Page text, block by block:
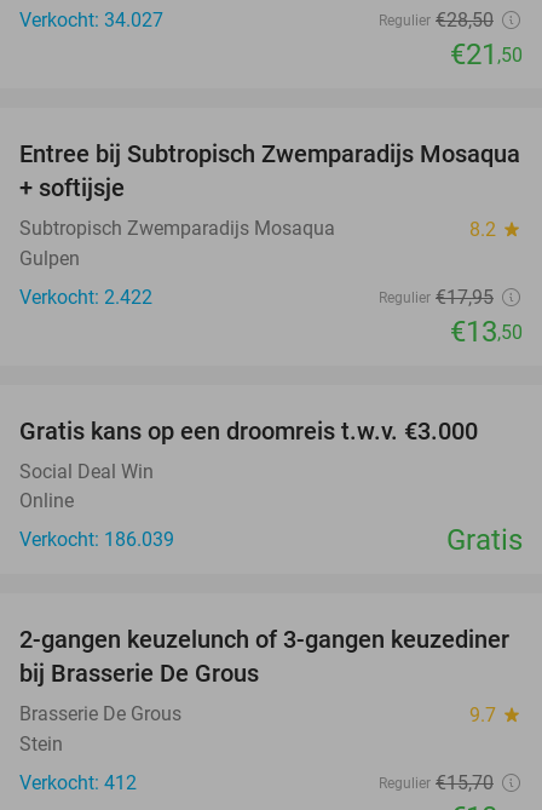
Verkocht: 34.027
Regulier €28,50
€21 ,50
25%
Entree bij Subtropisch Zwemparadijs Mosaqua
+ softijsje
Subtropisch Zwemparadijs Mosaqua 8.2 star
Gulpen
Verkocht: 2.422
Regulier €17,95
€13,50
Gratis kans op een droomreis t.w.v. €3.000
Social Deal Win
Online
Verkocht: 186.039
Gratis
30%
2-gangen keuzelunch of 3-gangen keuzediner
bij Brasserie De Grous
Brasserie De Grous 9.7 star
Stein
Verkocht: 412
Regulier €15,70